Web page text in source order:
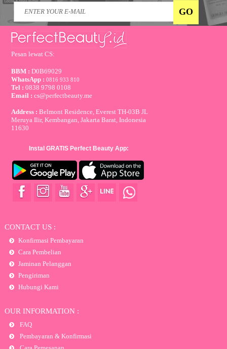
Pesan lewat CS:
BBM : D0B69029
WhatsApp :0816 933 810
Tel :0838 9798 0108
Email :cs@perfectbeauty.me
Address : Belmont Residence, Everest TH-03B JL
Meruya Ilir, Kembangan, Jakarta Barat, Indonesia
11630
Instal GRATIS Perfect Beauty App:
CONTACT US :
Konfirmasi Pembayaran
Cara Pembelian
Jaminan Pelanggan
Pengiriman
Hubungi Kami
OUR INFORMATION :
FAQ
Pembayaran & Konfirmasi